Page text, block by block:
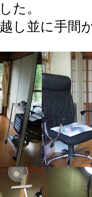
た。
し並に手間